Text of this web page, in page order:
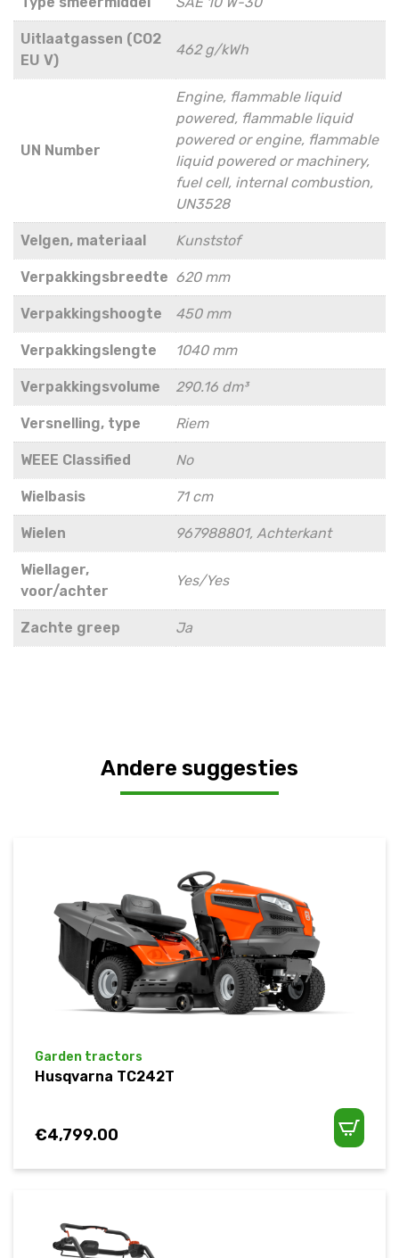
Uitlaatgassen (CO2
EU V)
462 g/kWh
UN Number
Engine, flammable liquid
powered, flammable liquid
powered or engine, flammable
liquid powered or machinery,
fuel cell, internal combustion,
UN3528
Velgen, materiaal Kunststof
Verpakkingsbreedte 620 mm
Verpakkingshoogte 450 mm
Verpakkingslengte 1040 mm
Verpakkingsvolume 290.16 dm³
Versnelling, type Riem
WEEE Classified No
Wielbasis 71 cm
Wielen 967988801, Achterkant
Wiellager,
voor/achter
Yes/Yes
Zachte greep Ja
Andere suggesties
Garden tractors
Husqvarna TC242T
€4,799.00